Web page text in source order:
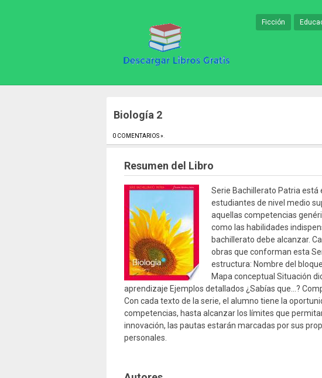
Ficción
Biología 2
0 COMENTARIOS »
Resumen del Libro
Serie Bachillerato Patria está
estudiantes de nivel medio
aquellas competencias
como las habilidades
bachillerato debe alcanzar.
obras que conforman esta
estructura: Nombre del
Mapa conceptual Situación
aprendizaje Ejemplos detallados ¿Sabías que…?
Con cada texto de la serie, el alumno tiene la
competencias, hasta alcanzar los límites que
innovación, las pautas estarán marcadas por sus
personales.